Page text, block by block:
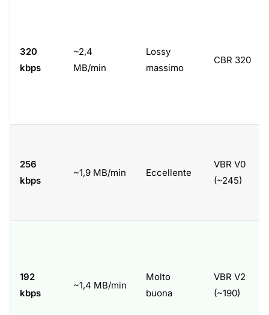
320
kbps
~2,4
MB/min
Lossy
massimo
CBR 320
256
kbps
~1,9 MB/min Eccellente
VBR V0
(~245)
192
kbps
~1,4 MB/min
Molto
buona
VBR V2
(~190)